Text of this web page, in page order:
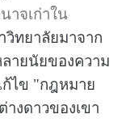
าจเก่าใน
วิทยาลัยมาจาก
ายนัยของความ
ไข "กฎหมาย
งดาวของเขา